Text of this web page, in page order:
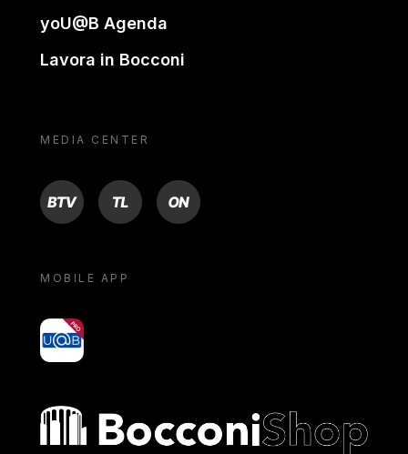
yoU@B Agenda
Lavora in Bocconi
MEDIA CENTER
BTV TL ON
MOBILE APP
yoU@B
Bocconi shop